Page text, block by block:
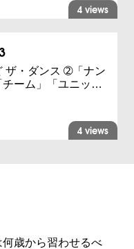
4 views
ザ・ダンス ➁「ナン
チーム」「ユニッ…
4 views
歳から習わせるべ